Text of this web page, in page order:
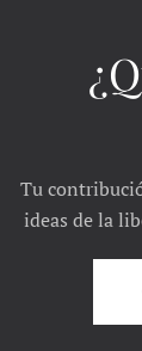
Tu
ideas de la